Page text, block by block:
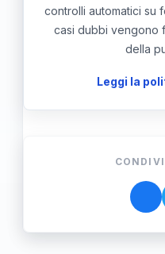
controlli automatici su
casi dubbi vengono
della
Leggi la